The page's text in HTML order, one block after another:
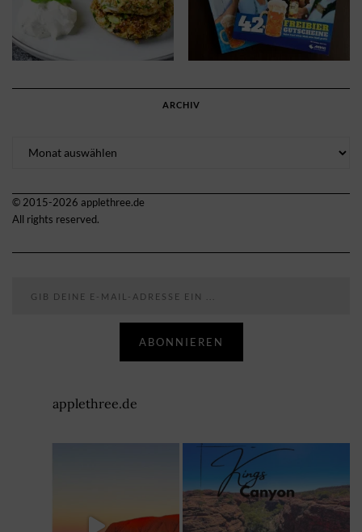
ARCHIV
© 2015-2026 applethree.de
All rights reserved.
ABONNIEREN
applethree.de